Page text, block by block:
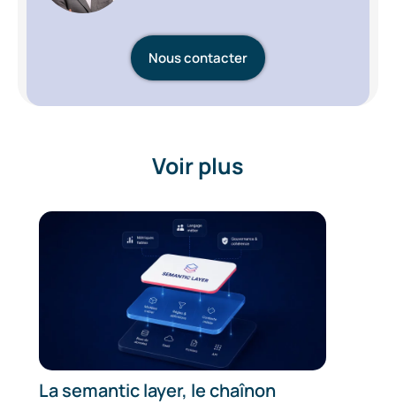
Nous contacter
Voir plus
La semantic layer, le chaînon